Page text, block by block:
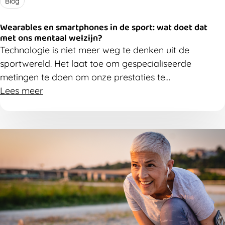
Wearables en smartphones in de sport: wat doet dat
met ons mentaal welzijn?
Technologie is niet meer weg te denken uit de
sportwereld. Het laat toe om gespecialiseerde
metingen te doen om onze prestaties te
optimaliseren, maar geeft ons ook inzicht in ons
moeten we toch opletten hoe we hiermee omgaan?
Lees meer